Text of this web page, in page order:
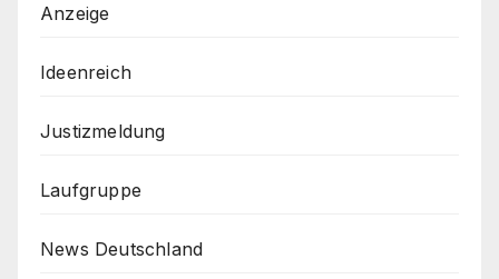
Anzeige
Ideenreich
Justizmeldung
Laufgruppe
News Deutschland